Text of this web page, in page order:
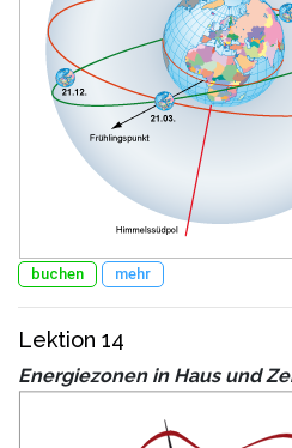
buchen mehr
Lektion 14
Energiezonen in Haus und